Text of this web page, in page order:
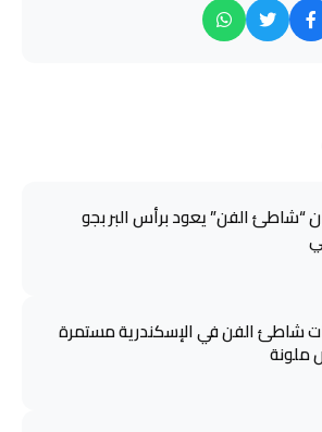
“شاطئ الفن” يعود برأس البر بجو
شاطئ الفن في الإسكندرية مستمرة
ملونة